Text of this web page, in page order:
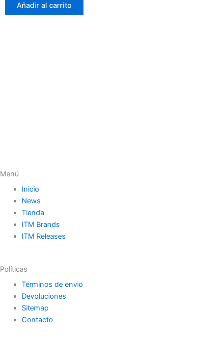
Añadir al carrito
Menú
Inicio
News
Tienda
ITM Brands
ITM Releases
Políticas
Términos de envio
Devoluciones
Sitemap
Contacto